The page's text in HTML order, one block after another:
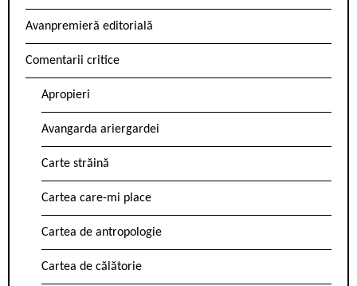
Avanpremieră editorială
Comentarii critice
Apropieri
Avangarda ariergardei
Carte străină
Cartea care-mi place
Cartea de antropologie
Cartea de călătorie